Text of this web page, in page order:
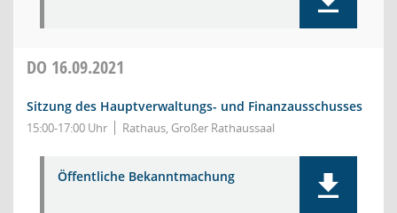
DO 16.09.2021
Sitzung des Hauptverwaltungs- und Finanzausschusses
15:00-17:00 Uhr Rathaus, Großer Rathaussaal
Öffentliche Bekanntmachung